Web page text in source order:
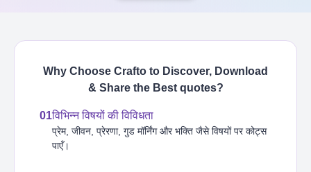
Why Choose Crafto to Discover, Download
& Share the Best quotes?
01विभिन्न विषयों की विविधता
प्रेम, जीवन, प्रेरणा, गुड मॉर्निंग और भक्ति जैसे विषयों पर कोट्स
पाएँ।